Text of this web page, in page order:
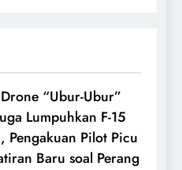
“Ubur-Ubur”
Lumpuhkan F-15
Pengakuan Pilot Picu
Baru soal Perang